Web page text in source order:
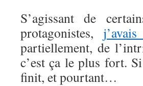
S’agissant de
protagonistes,
partiellement, de
c’est ça le plus fort.
finit, et pourtant…